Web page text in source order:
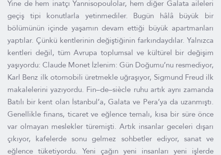
Yine de hem inatçı Yannisopoulolar, hem diğer Galata aileleri
geçiş tipi konutlarla yetinmediler. Bugün hâlâ büyük bir
bölümünün içinde yaşamın devam ettiği büyük apartmanları
yaptılar. Çünkü kentlerinin değiştiğinin farkındaydılar. Yalnızca
kentleri değil, tüm Avrupa toplumsal ve kültürel bir değişim
yaşıyordu: Claude Monet İzlenim: Gün Doğumu’nu resmediyor,
Karl Benz ilk otomobili üretmekle uğraşıyor, Sigmund Freud ilk
makalelerini yazıyordu. Fin–de–siècle ruhu artık aynı zamanda
Batılı bir kent olan İstanbul’a, Galata ve Pera’ya da uzanmıştı.
Genellikle finans, ticaret ve eğlence temalı, kısa bir süre önce
var olmayan meslekler türemişti. Artık insanlar geceleri dışarı
çıkıyor, kafelerde sonu gelmez sohbetler ediyor, sanat ve
eğlence tüketiyordu. Yeni çağın yeni insanları yeni işlerde